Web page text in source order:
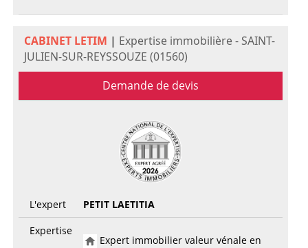
CABINET LETIM | Expertise immobilière - SAINT-
JULIEN-SUR-REYSSOUZE (01560)
Demande de devis
L'expert
PETIT LAETITIA
Expertise
Expert immobilier valeur vénale en